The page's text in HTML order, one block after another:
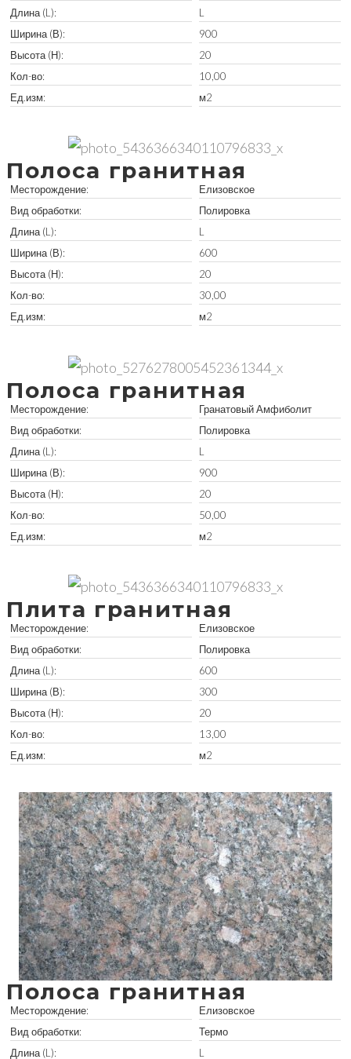
Длина (L):
Ширина (В):
Высота (Н):
Кол-во:
Ед.изм:
L
900
20
10,00
м2
Полоса гранитная
Месторождение:
Вид обработки:
Длина (L):
Ширина (В):
Высота (Н):
Кол-во:
Ед.изм:
Елизовское
Полировка
L
600
20
30,00
м2
Полоса гранитная
Месторождение:
Вид обработки:
Длина (L):
Ширина (В):
Высота (Н):
Кол-во:
Ед.изм:
Гранатовый Амфиболит
Полировка
L
900
20
50,00
м2
Плита гранитная
Месторождение:
Вид обработки:
Длина (L):
Ширина (В):
Высота (Н):
Кол-во:
Ед.изм:
Елизовское
Полировка
600
300
20
13,00
м2
Полоса гранитная
Месторождение:
Вид обработки:
Длина (L):
Елизовское
Термо
L